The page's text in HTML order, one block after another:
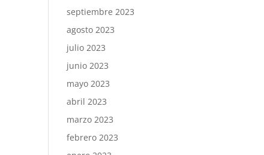
septiembre 2023
agosto 2023
julio 2023
junio 2023
mayo 2023
abril 2023
marzo 2023
febrero 2023